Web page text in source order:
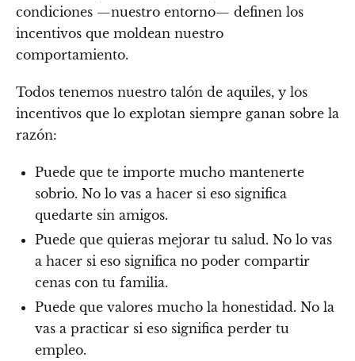
condiciones —nuestro entorno— definen los
incentivos que moldean nuestro
comportamiento.
Todos tenemos nuestro talón de aquiles, y los
incentivos que lo explotan siempre ganan sobre la
razón:
Puede que te importe mucho mantenerte
sobrio. No lo vas a hacer si eso significa
quedarte sin amigos.
Puede que quieras mejorar tu salud. No lo vas
a hacer si eso significa no poder compartir
cenas con tu familia.
Puede que valores mucho la honestidad. No la
vas a practicar si eso significa perder tu
empleo.